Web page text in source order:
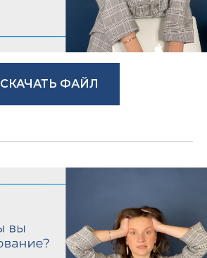
СКАЧАТЬ ФАЙЛ